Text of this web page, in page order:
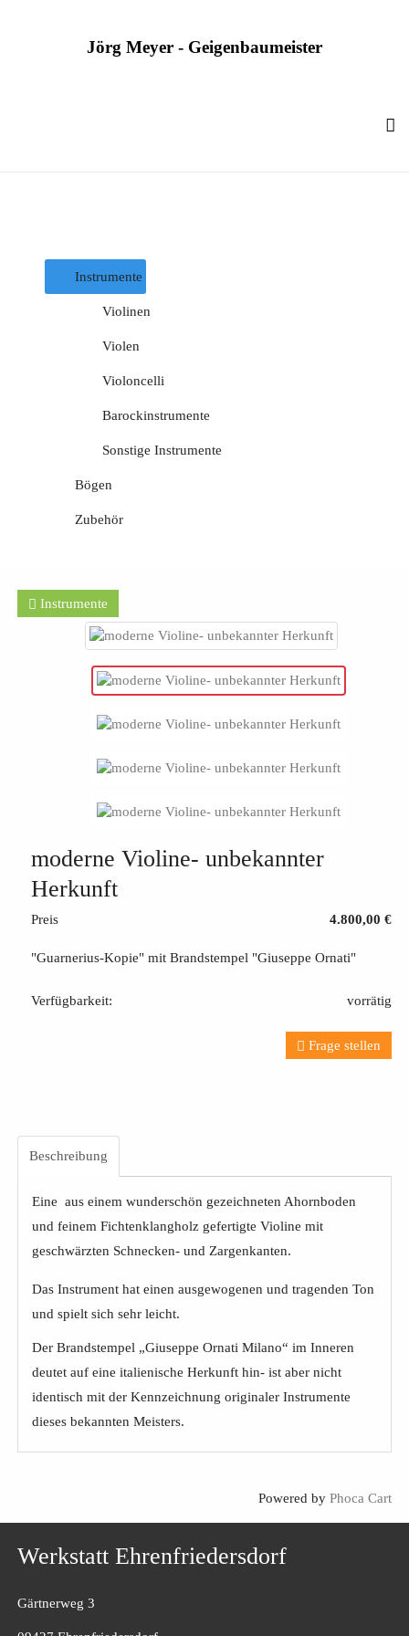
Jörg Meyer - Geigenbaumeister
Instrumente
Violinen
Violen
Violoncelli
Barockinstrumente
Sonstige Instrumente
Bögen
Zubehör
Instrumente
moderne Violine- unbekannter
Herkunft
Preis 4.800,00 €
"Guarnerius-Kopie" mit Brandstempel "Giuseppe Ornati"
Verfügbarkeit: vorrätig
Frage stellen
Beschreibung
Eine aus einem wunderschön gezeichneten Ahornboden
und feinem Fichtenklangholz gefertigte Violine mit
geschwärzten Schnecken- und Zargenkanten.
Das Instrument hat einen ausgewogenen und tragenden Ton
und spielt sich sehr leicht.
Der Brandstempel „Giuseppe Ornati Milano“ im Inneren
deutet auf eine italienische Herkunft hin- ist aber nicht
identisch mit der Kennzeichnung originaler Instrumente
dieses bekannten Meisters.
Powered byPhoca Cart
Werkstatt Ehrenfriedersdorf
Gärtnerweg 3